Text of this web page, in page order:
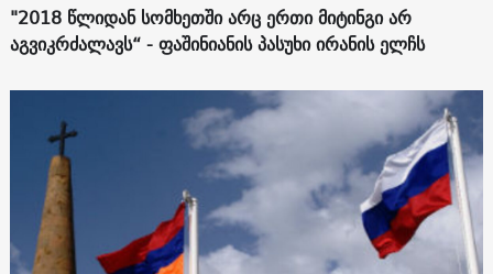
"2018 წლიდან სომხეთში არც ერთი მიტინგი არ
აგვიკრძალავს“ - ფაშინიანის პასუხი ირანის ელჩს